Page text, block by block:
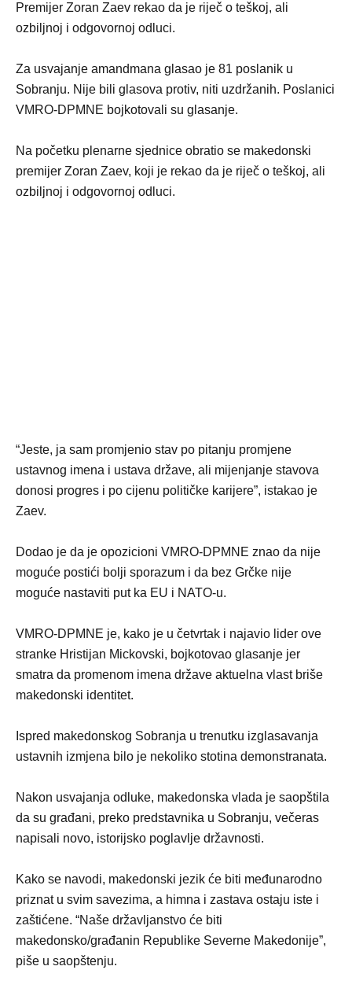
Premijer Zoran Zaev rekao da je riječ o teškoj, ali
ozbiljnoj i odgovornoj odluci.
Za usvajanje amandmana glasao je 81 poslanik u
Sobranju. Nije bili glasova protiv, niti uzdržanih. Poslanici
VMRO-DPMNE bojkotovali su glasanje.
Na početku plenarne sjednice obratio se makedonski
premijer Zoran Zaev, koji je rekao da je riječ o teškoj, ali
ozbiljnoj i odgovornoj odluci.
“Jeste, ja sam promjenio stav po pitanju promjene
ustavnog imena i ustava države, ali mijenjanje stavova
donosi progres i po cijenu političke karijere”, istakao je
Zaev.
Dodao je da je opozicioni VMRO-DPMNE znao da nije
moguće postići bolji sporazum i da bez Grčke nije
moguće nastaviti put ka EU i NATO-u.
VMRO-DPMNE je, kako je u četvrtak i najavio lider ove
stranke Hristijan Mickovski, bojkotovao glasanje jer
smatra da promenom imena države aktuelna vlast briše
makedonski identitet.
Ispred makedonskog Sobranja u trenutku izglasavanja
ustavnih izmjena bilo je nekoliko stotina demonstranata.
Nakon usvajanja odluke, makedonska vlada je saopštila
da su građani, preko predstavnika u Sobranju, večeras
napisali novo, istorijsko poglavlje državnosti.
Kako se navodi, makedonski jezik će biti međunarodno
priznat u svim savezima, a himna i zastava ostaju iste i
zaštićene. “Naše državljanstvo će biti
makedonsko/građanin Republike Severne Makedonije”,
piše u saopštenju.